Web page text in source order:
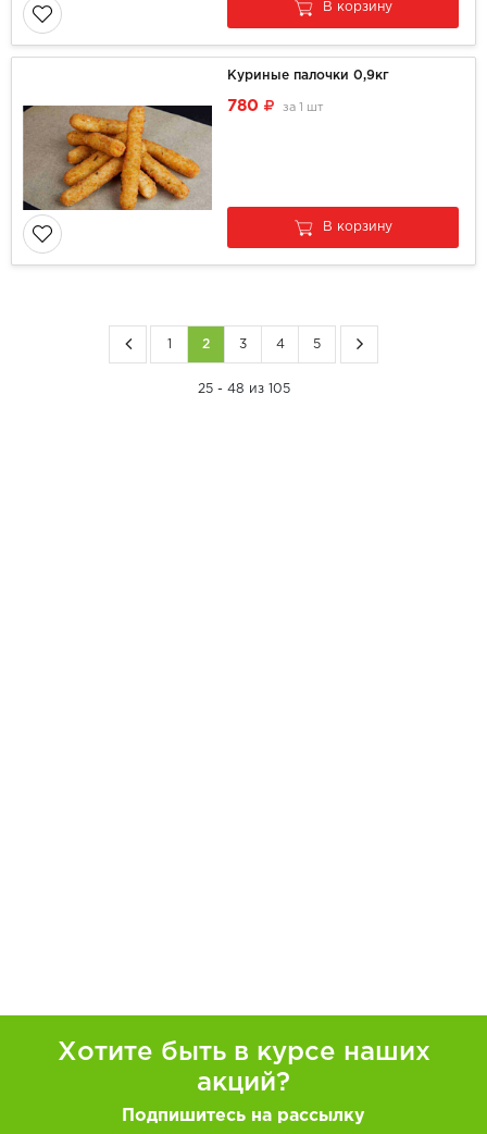
В корзину
Куриные палочки 0,9кг
780 за 1 шт
В корзину
1 2 3 4 5
25 - 48 из 105
Хотите быть в курсе наших
акций?
Подпишитесь на рассылку